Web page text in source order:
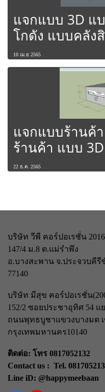
แจกแบบ 3D แ
โกดัง แบบคลัง
10 เม.ย 2565
แจกแบบร้านค้
ร้านค้า แบบ
22 ธ.ค. 2565
บริษัท วีพี คอร์ปอเรชั่น
147/4 ม.8 ต.แม่รำพึง
อ.บางสะพาน จ.ประจวบคีรี
77140
บริษัท มีสุข คอร์ปอเรชั่น
152/2 ซอยประชาอุทิศ 54 แ
ถนนพุทธบูชาแขวงบางมด
กรุงเทพมหานคร10140
ติดต่อ: โทร 0817052132
Contact us : Tel.
Line iD: @happymeebaan